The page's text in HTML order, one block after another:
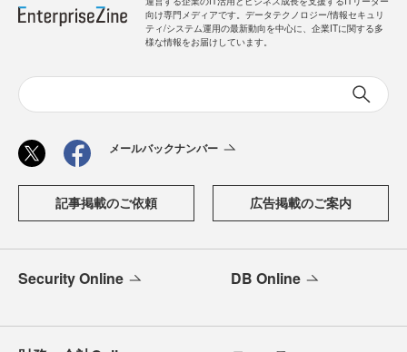
向け専門メディアです。データテクノロジー/情報セキュリ
ティ/システム運用の最新動向を中心に、企業ITに関する多
様な情報をお届けしています。
メールバックナンバー
記事掲載のご依頼 広告掲載のご案内
Security Online DB Online